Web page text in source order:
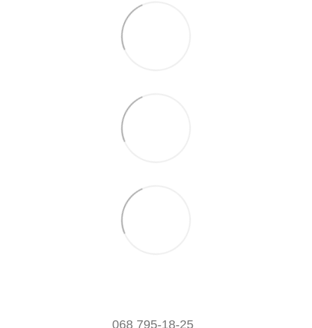
068 795-18-25